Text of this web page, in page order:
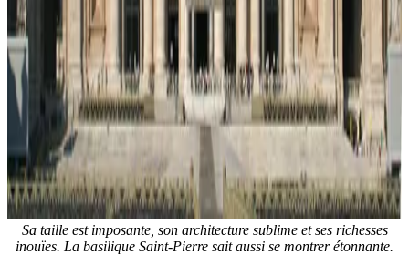
Sa taille est imposante, son architecture sublime et ses richesses
inouïes. La basilique Saint-Pierre sait aussi se montrer étonnante.